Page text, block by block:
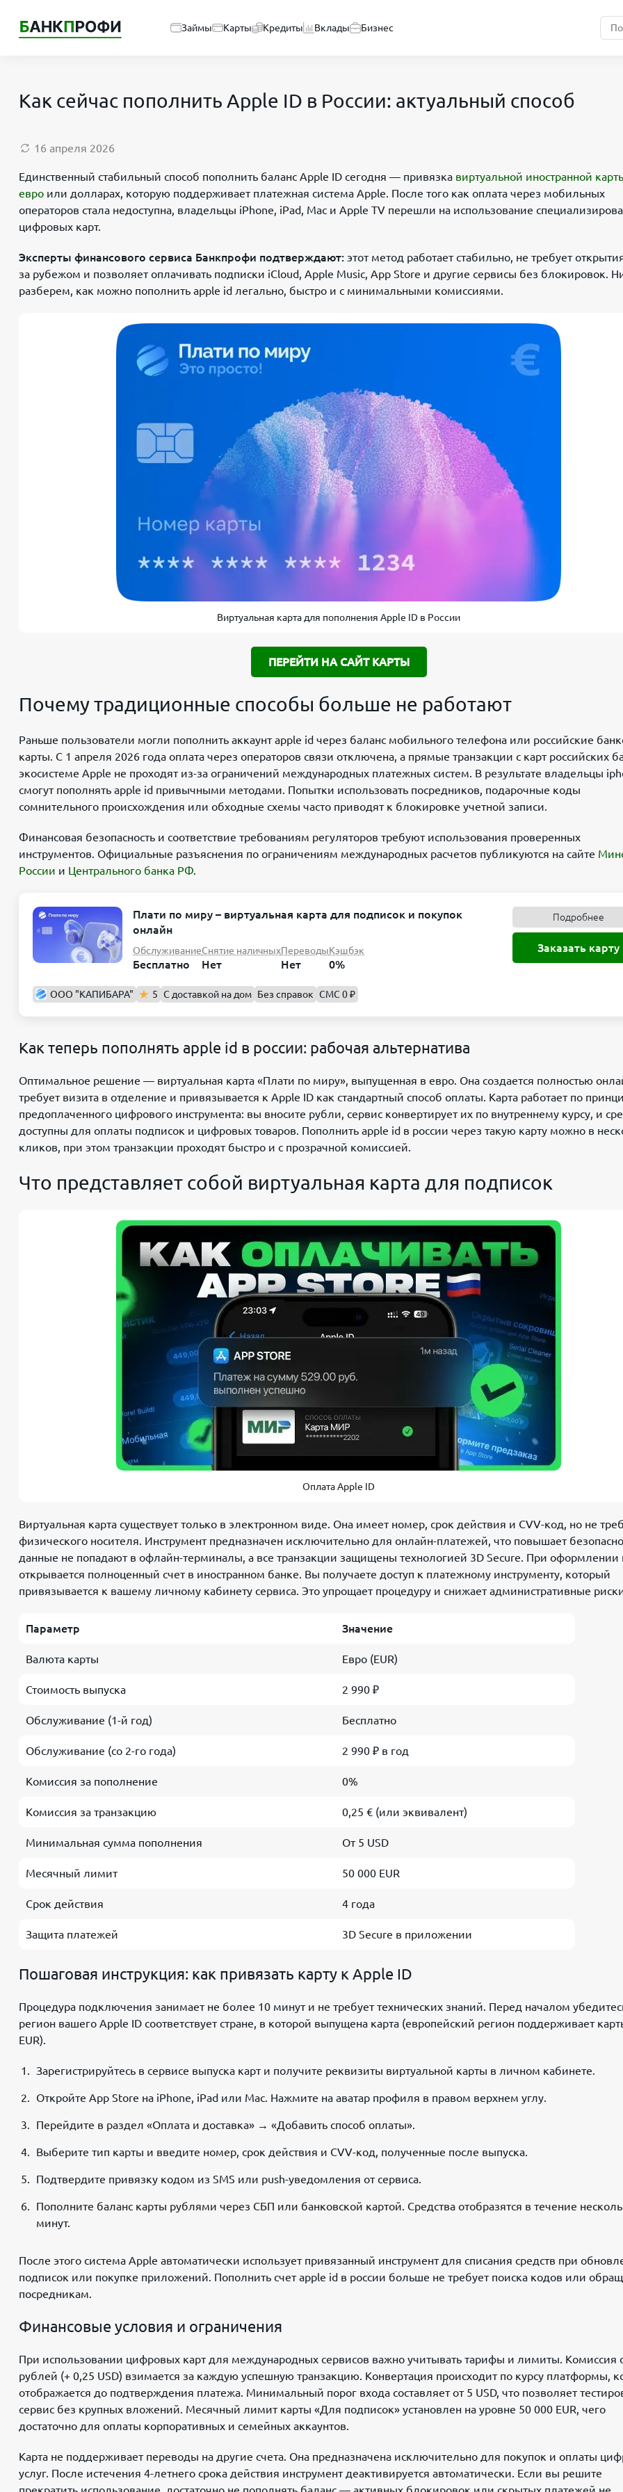
Займы Карты Кредиты Вклады Бизнес
Как сейчас пополнить Apple ID в России: актуальный способ
16 апреля 2026
Единственный стабильный способ пополнить баланс Apple ID сегодня — привязка виртуальной иностранной
евро или долларах, которую поддерживает платежная система Apple. После того как оплата через мобильных
операторов стала недоступна, владельцы iPhone, iPad, Mac и Apple TV перешли на использование
цифровых карт.
Эксперты финансового сервиса Банкпрофи подтверждают: этот метод работает стабильно, не требует
за рубежом и позволяет оплачивать подписки iCloud, Apple Music, App Store и другие сервисы без блокировок.
разберем, как можно пополнить apple id легально, быстро и с минимальными комиссиями.
Виртуальная карта для пополнения Apple ID в России
ПЕРЕЙТИ НА САЙТ КАРТЫ
Почему традиционные способы больше не работают
Раньше пользователи могли пополнить аккаунт apple id через баланс мобильного телефона или российские
карты. С 1 апреля 2026 года оплата через операторов связи отключена, а прямые транзакции с карт российских
экосистеме Apple не проходят из-за ограничений международных платежных систем. В результате владельцы
смогут пополнять apple id привычными методами. Попытки использовать посредников, подарочные коды
сомнительного происхождения или обходные схемы часто приводят к блокировке учетной записи.
Финансовая безопасность и соответствие требованиям регуляторов требуют использования проверенных
инструментов. Официальные разъяснения по ограничениям международных расчетов публикуются на сайте
России и Центрального банка РФ.
Плати по миру – виртуальная карта для подписок и покупок
онлайн
Обслуживание
Бесплатно
Снятие наличных
Нет
Переводы
Нет
Кэшбэк
0%
ООО "КАПИБАРА" 5 С доставкой на дом Без справок СМС 0 ₽
Подробнее
Заказать карту
Как теперь пополнять apple id в россии: рабочая альтернатива
Оптимальное решение — виртуальная карта «Плати по миру», выпущенная в евро. Она создается полностью
требует визита в отделение и привязывается к Apple ID как стандартный способ оплаты. Карта работает по
предоплаченного цифрового инструмента: вы вносите рубли, сервис конвертирует их по внутреннему курсу, и
доступны для оплаты подписок и цифровых товаров. Пополнить apple id в россии через такую карту можно в
кликов, при этом транзакции проходят быстро и с прозрачной комиссией.
Что представляет собой виртуальная карта для подписок
Оплата Apple ID
Виртуальная карта существует только в электронном виде. Она имеет номер, срок действия и CVV-код, но не
физического носителя. Инструмент предназначен исключительно для онлайн-платежей, что повышает
данные не попадают в офлайн-терминалы, а все транзакции защищены технологией 3D Secure. При оформлении
открывается полноценный счет в иностранном банке. Вы получаете доступ к платежному инструменту, который
привязывается к вашему личному кабинету сервиса. Это упрощает процедуру и снижает административные
Параметр Значение
Валюта карты Евро (EUR)
Стоимость выпуска 2 990 ₽
Обслуживание (1-й год) Бесплатно
Обслуживание (со 2-го года) 2 990 ₽ в год
Комиссия за пополнение 0%
Комиссия за транзакцию 0,25 € (или эквивалент)
Минимальная сумма пополнения От 5 USD
Месячный лимит 50 000 EUR
Срок действия 4 года
Защита платежей 3D Secure в приложении
Пошаговая инструкция: как привязать карту к Apple ID
Процедура подключения занимает не более 10 минут и не требует технических знаний. Перед началом
регион вашего Apple ID соответствует стране, в которой выпущена карта (европейский регион поддерживает
EUR).
Зарегистрируйтесь в сервисе выпуска карт и получите реквизиты виртуальной карты в личном кабинете.
Откройте App Store на iPhone, iPad или Mac. Нажмите на аватар профиля в правом верхнем углу.
Перейдите в раздел «Оплата и доставка» → «Добавить способ оплаты».
Выберите тип карты и введите номер, срок действия и CVV-код, полученные после выпуска.
Подтвердите привязку кодом из SMS или push-уведомления от сервиса.
Пополните баланс карты рублями через СБП или банковской картой. Средства отобразятся в течение
минут.
После этого система Apple автоматически использует привязанный инструмент для списания средств при
подписок или покупке приложений. Пополнить счет apple id в россии больше не требует поиска кодов или
посредникам.
Финансовые условия и ограничения
При использовании цифровых карт для международных сервисов важно учитывать тарифы и лимиты. Комиссия
рублей (+ 0,25 USD) взимается за каждую успешную транзакцию. Конвертация происходит по курсу платформы,
отображается до подтверждения платежа. Минимальный порог входа составляет от 5 USD, что позволяет
сервис без крупных вложений. Месячный лимит карты «Для подписок» установлен на уровне 50 000 EUR, чего
достаточно для оплаты корпоративных и семейных аккаунтов.
Карта не поддерживает переводы на другие счета. Она предназначена исключительно для покупок и оплаты
услуг. После истечения 4-летнего срока действия инструмент деактивируется автоматически. Если вы решите